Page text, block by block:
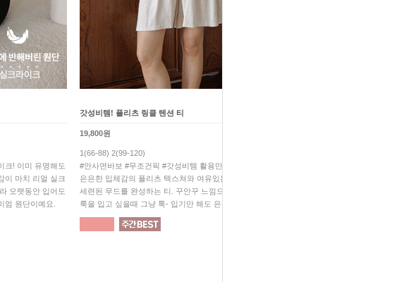
크! 이미 유명해도
이 마치 리얼 실크
오랫동안 입어도
엄 원단이예요.
갓성비템! 플리츠 링클 텐션 티
19,800원
1(66-88) 2(99-120)
#안사면바보 #무조건픽 #갓성비템 활용만점 플리츠 티!
은은한 입체감의 플리츠 텍스쳐와 여유있는 실루엣으로
세련된 무드를 완성하는 티. 꾸안꾸 느낌으로 은은한 포인트
룩을 입고 싶을때 그냥 툭- 입기만 해도 은은한 포인트 UP